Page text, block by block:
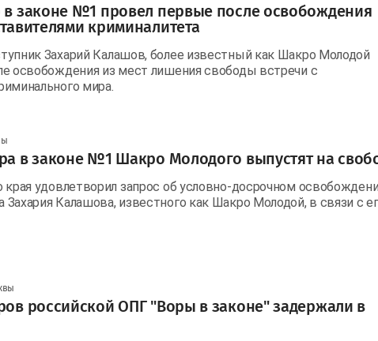
в законе №1 провел первые после освобождения
криминалитета
Захарий Калашов, более известный как Шакро Молодой
освобождения из мест лишения свободы встречи с
мира.
в законе №1 Шакро Молодого выпустят на
края удовлетворил запрос об условно-досрочном
Калашова, известного как Шакро Молодой, в связи с
российской ОПГ "Воры в законе" задержали в